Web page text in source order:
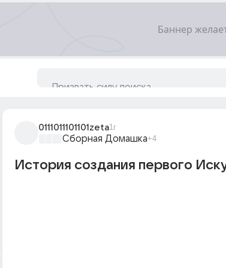
0111011101101zeta1г
Сборная Домашка+4
История создания первого